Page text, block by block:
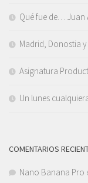
Qué fue de… Juan
Madrid, Donostia
Asignatura
Un lunes
COMENTARIOS
Nano Banana Pro